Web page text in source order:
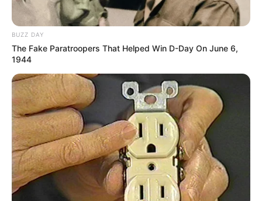
ShareFacebookWhatsAppTelegramMessenger
X
BUZZ DAY
The Fake Paratroopers That Helped Win D-Day On June 6,
1944